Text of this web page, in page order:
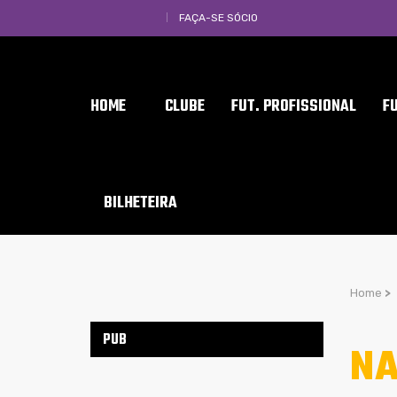
FAÇA-SE SÓCIO
HOME CLUBE FUT. PROFISSIONAL
BILHETEIRA
Home >
PUB